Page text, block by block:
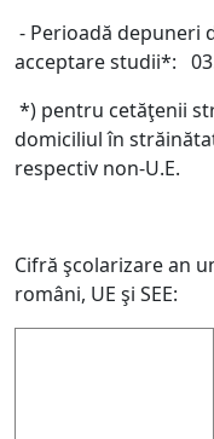
- Perioadă depuneri
acceptare studii*:
*) pentru cetăţenii
domiciliul în
respectiv non-U.E.
Cifră şcolarizare an
români, UE şi SEE: